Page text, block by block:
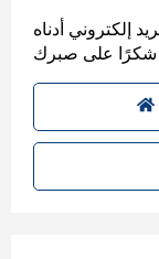
إلكتروني أدناه